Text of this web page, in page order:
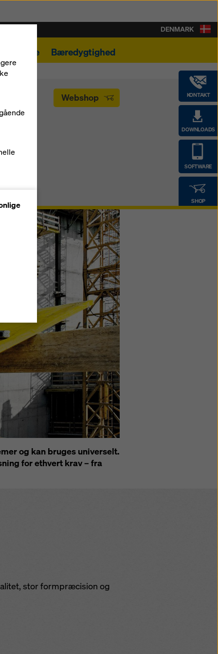
Karriere Bæredygtighed
KONTAKT
DOWNLOADS
SOFTWARE
SHOP
DENMARK
Webshop
og kan bruges universelt.
for ethvert krav – fra
stor formpræcision og
i
være
for
dine
. Vi